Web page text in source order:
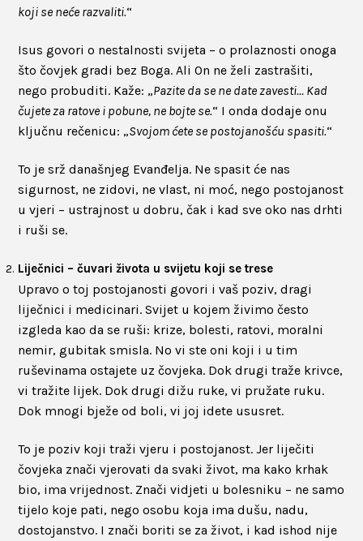
koji se neće razvaliti.“
Isus govori o nestalnosti svijeta – o prolaznosti onoga
što čovjek gradi bez Boga. Ali On ne želi zastrašiti,
nego probuditi. Kaže: „Pazite da se ne date zavesti… Kad
čujete za ratove i pobune, ne bojte se.“ I onda dodaje onu
ključnu rečenicu: „Svojom ćete se postojanošću spasiti.“
To je srž današnjeg Evanđelja. Ne spasit će nas
sigurnost, ne zidovi, ne vlast, ni moć, nego postojanost
u vjeri – ustrajnost u dobru, čak i kad sve oko nas drhti
i ruši se.
Liječnici – čuvari života u svijetu koji se trese
Upravo o toj postojanosti govori i vaš poziv, dragi
liječnici i medicinari. Svijet u kojem živimo često
izgleda kao da se ruši: krize, bolesti, ratovi, moralni
nemir, gubitak smisla. No vi ste oni koji i u tim
ruševinama ostajete uz čovjeka. Dok drugi traže krivce,
vi tražite lijek. Dok drugi dižu ruke, vi pružate ruku.
Dok mnogi bježe od boli, vi joj idete ususret.
To je poziv koji traži vjeru i postojanost. Jer liječiti
čovjeka znači vjerovati da svaki život, ma kako krhak
bio, ima vrijednost. Znači vidjeti u bolesniku – ne samo
tijelo koje pati, nego osobu koja ima dušu, nadu,
dostojanstvo. I znači boriti se za život, i kad ishod nije